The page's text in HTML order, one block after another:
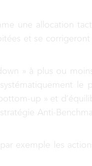
une allocation
et se corrigeront
» à plus ou
le
up » et
Anti-
exemple les